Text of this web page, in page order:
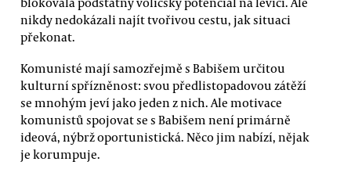
nikdy nedokázali najít tvořivou cestu, jak situaci
překonat.
Komunisté mají samozřejmě s Babišem určitou
kulturní spřízněnost: svou předlistopadovou zátěží
se mnohým jeví jako jeden z nich. Ale motivace
komunistů spojovat se s Babišem není primárně
ideová, nýbrž oportunistická. Něco jim nabízí, nějak
je korumpuje.